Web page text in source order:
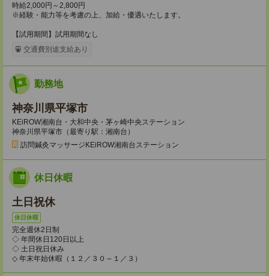
時給2,000円～2,800円
※経験・能力等を考慮の上、加給・優遇いたします。
【試用期間】試用期間なし
交通費別途支給あり
勤務地
神奈川県平塚市
KEiROW湘南台・大和中央・茅ヶ崎中央ステーション
神奈川県平塚市（最寄り駅：湘南台）
訪問鍼灸マッサージKEiROW湘南台ステーション
休日休暇
土日祝休
休日休暇
完全週休2日制
◇ 年間休日120日以上
◇ 土日祝日休み
◇ 年末年始休暇（１２／３０～１／３）